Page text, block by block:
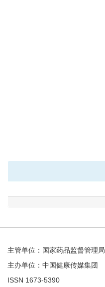
主管单位：国家药品监督管理局
主办单位：中国健康传媒集团
ISSN 1673-5390